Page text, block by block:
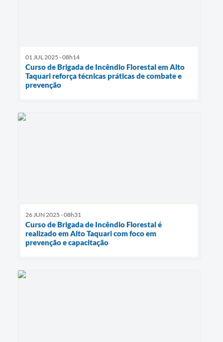
01 JUL 2025 - 08h14
Curso de Brigada de Incêndio Florestal em Alto
Taquari reforça técnicas práticas de combate e
prevenção
26 JUN 2025 - 08h31
Curso de Brigada de Incêndio Florestal é
realizado em Alto Taquari com foco em
prevenção e capacitação